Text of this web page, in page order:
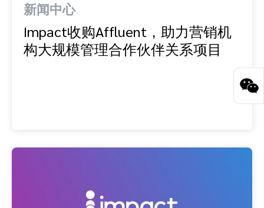
新闻中心
Impact收购Affluent，助力营销机
构大规模管理合作伙伴关系项目